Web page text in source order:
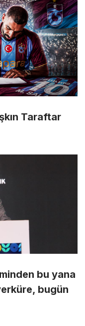
Taraftar
bu yana
bugün